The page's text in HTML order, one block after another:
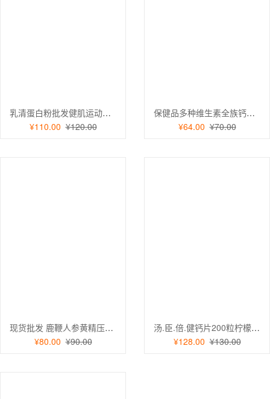
乳清蛋白粉批发健肌运动健身可用营养强化豆奶粉代发现货蛋白食品2瓶
¥110.00 ¥120.00
保健品多种维生素全族钙铁锌硒片 补充复合维生素b族60片【珠峰】2盒
¥64.00 ¥70.00
现货批发 鹿鞭人参黄精压片糖果 牡蛎片 男性片剂人参黄精蛹草片2盒
¥80.00 ¥90.00
汤.臣.倍.健钙片200粒柠檬酸钙青少年成人补钙骨骼健康保健食品2瓶
¥128.00 ¥130.00